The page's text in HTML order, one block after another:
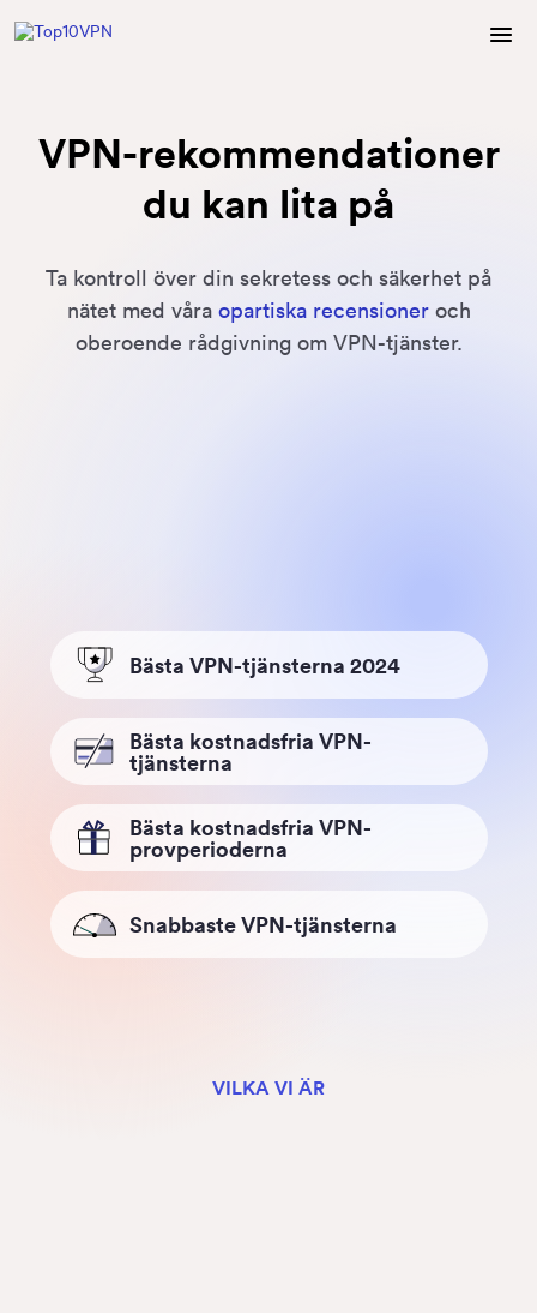
VPN-rekommendationer
du kan lita på
Ta kontroll över din sekretess och säkerhet på
nätet med våra opartiska recensioneroch
oberoende rådgivning om VPN-tjänster.
Bästa VPN-tjänsterna 2024
Bästa kostnadsfria VPN-
tjänsterna
Bästa kostnadsfria VPN-
provperioderna
Snabbaste VPN-tjänsterna
VILKA VI ÄR